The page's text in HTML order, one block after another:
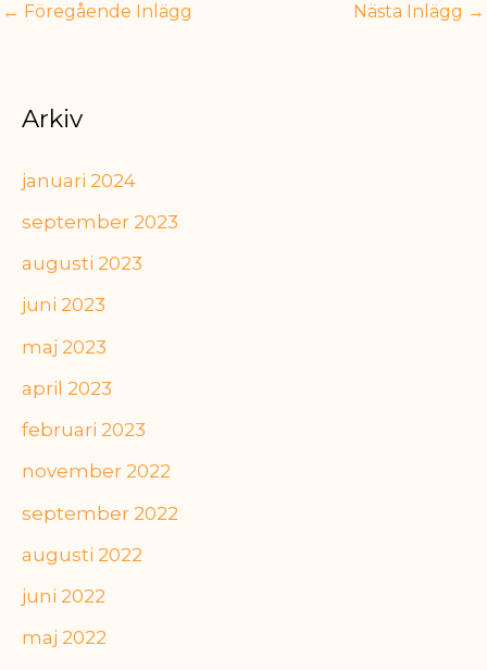
← Föregående Inlägg Nästa Inlägg →
Arkiv
januari 2024
september 2023
augusti 2023
juni 2023
maj 2023
april 2023
februari 2023
november 2022
september 2022
augusti 2022
juni 2022
maj 2022